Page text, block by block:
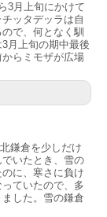
3月上旬にかけて
ッタデッラは自
で、何となく馴
月上旬の期中最後
らミモザが広場
鎌倉を少しだけ
いたとき、雪の
に、寒さに負け
ていたので、多
した。雪の鎌倉